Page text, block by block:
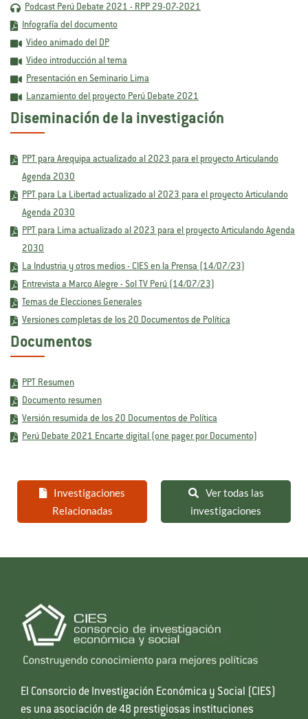
Podcast Perú Debate 2021 - RPP 29-07-2021
Infografía del documento
Video animado del DP
Video introducción al tema
Presentación en Seminario Lima
Lanzamiento del proyecto Perú Debate 2021
Diseminación de la investigación
PPT para Arequipa actualizado al 2023 para el proyecto Articulando
Agenda 2030
PPT para La Libertad actualizado al 2023 para el proyecto Articulando
Agenda 2030
PPT para Lima actualizado al 2023 para el proyecto Articulando Agenda
2030
La Industria y otros medios - CIES en la Prensa (14/07/23)
Entrevista a Marco Alegre - Sol TV Perú (14/07/23)
Temas de Elecciones Generales
Versiones completas de los 20 Documentos de Política
Documentos
PPT Resumen
Documento resumen
Versión resumida de los 20 Documentos de Política
Perú Debate 2021 Encarte digital (one pager por Documento)
Investigaciones
Relacionadas
Ver todas las
investigaciones
El Consorcio de Investigación Económica y Social (CIES)
es una asociación de 48 prestigiosas instituciones